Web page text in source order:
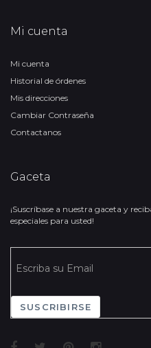
Mi cuenta
Mi cuenta
Historial de órdenes
Mis direcciones
Cambiar Contraseña
Contactanos
Gaceta
¡Suscríbase a nuestra gaceta y
especiales para usted!
SUSCRIBIRSE